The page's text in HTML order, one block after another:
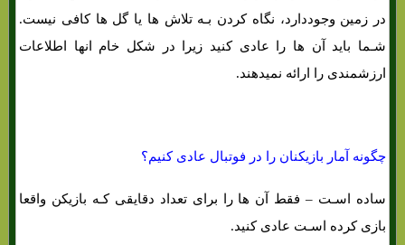
در زمین وجوددارد، نگاه کردن بـه تلاش ها یا گل ها کافی نیست.
شـما باید آن ها را عادی کنید زیرا در شکل خام انها اطلاعات
ارزشمندی را ارائه نمیدهند.
چگونه آمار بازیکنان را در فوتبال عادی کنیم؟
ساده اسـت – فقط آن ها را برای تعداد دقایقی کـه بازیکن واقعا
بازی کرده اسـت عادی کنید.